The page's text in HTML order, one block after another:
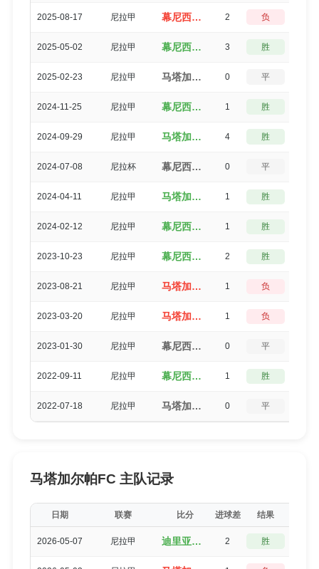
2025-08-17 尼拉甲 幕尼西波尔哈拉帕（0-2）马塔加尔帕FC 2 负
2025-05-02 尼拉甲 幕尼西波尔哈拉帕（3-0）马塔加尔帕FC 3 胜
2025-02-23 尼拉甲 马塔加尔帕FC（3-3）幕尼西波尔哈拉帕 0 平
2024-11-25 尼拉甲 幕尼西波尔哈拉帕（1-0）马塔加尔帕FC 1 胜
2024-09-29 尼拉甲 马塔加尔帕FC（4-0）幕尼西波尔哈拉帕 4 胜
2024-07-08 尼拉杯 幕尼西波尔哈拉帕（0-0）马塔加尔帕FC 0 平
2024-04-11 尼拉甲 马塔加尔帕FC（1-0）幕尼西波尔哈拉帕 1 胜
2024-02-12 尼拉甲 幕尼西波尔哈拉帕（2-1）马塔加尔帕FC 1 胜
2023-10-23 尼拉甲 幕尼西波尔哈拉帕（3-1）马塔加尔帕FC 2 胜
2023-08-21 尼拉甲 马塔加尔帕FC（0-1）幕尼西波尔哈拉帕 1 负
2023-03-20 尼拉甲 马塔加尔帕FC（1-2）幕尼西波尔哈拉帕 1 负
2023-01-30 尼拉甲 幕尼西波尔哈拉帕（1-1）马塔加尔帕FC 0 平
2022-09-11 尼拉甲 幕尼西波尔哈拉帕（2-1）马塔加尔帕FC 1 胜
2022-07-18 尼拉甲 马塔加尔帕FC（0-0）幕尼西波尔哈拉帕 0 平
马塔加尔帕FC 主队记录
日期 联赛 比分 进球差 结果
2026-05-07 尼拉甲 迪里亚（3-1）马塔加尔帕FC 2 胜